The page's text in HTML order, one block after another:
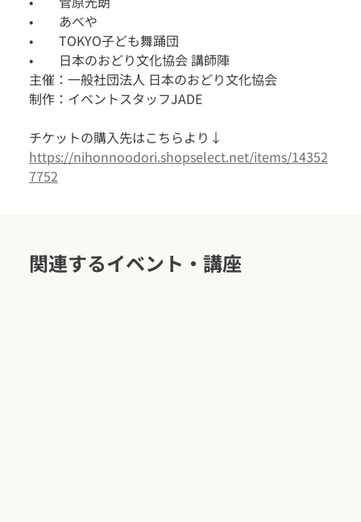
•        あべや
•        TOKYO子ども舞踊団
•        日本のおどり文化協会 講師陣
主催：一般社団法人 日本のおどり文化協会
制作：イベントスタッフJADE
チケットの購入先はこちらより↓
https://nihonnoodori.shopselect.net/items/14352
7752
関連するイベント・講座